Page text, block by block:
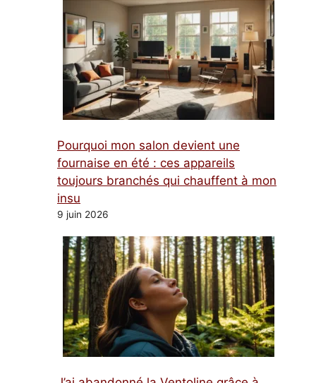
Pourquoi mon salon devient une
fournaise en été : ces appareils
toujours branchés qui chauffent à mon
insu
9 juin 2026